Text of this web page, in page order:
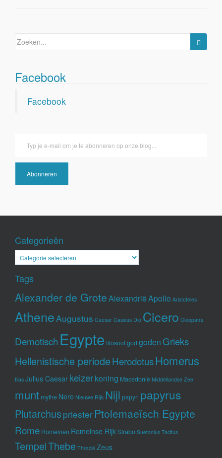
Zoeken
Facebook
Facebook
Abonneren
Categorieën
Categorieën
Tags
Alexander de GroteAlexandriëApollo Aristoteles
AtheneAugustus Caesar Cassius Dio Cicero Cleopatra
Demotisch Egypte filosoofgod goden Grieks
Hellenistische periodeHerodotusHomerus
Ilias Julius Caesar keizerkoning Macedonië Middellandse Zee
munt mythe Nero Nieuwe Rijk Nijl papyri papyrus
Plutarchus priester Ptolemaeïsch Egypte
Rome Romeinen Romeinse RijkStrabo Suetonius Tacitus
TempelThebe Thracië Zeus